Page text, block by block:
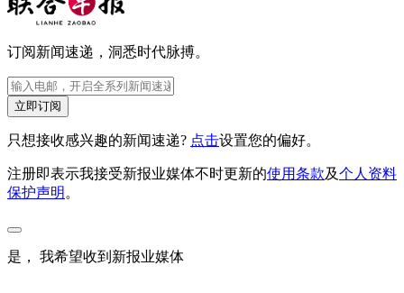
订阅新闻速递，洞悉时代脉搏。
立即订阅
只想接收感兴趣的新闻速递? 点击设置您的偏好。
注册即表示我接受新报业媒体不时更新的使用条款及个人资料
保护声明 。
是， 我希望收到新报业媒体